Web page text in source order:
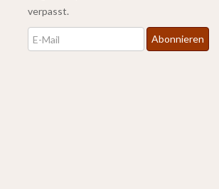
verpasst.
Newsletter
Abonnieren